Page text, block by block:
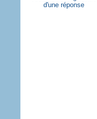
d'une réponse